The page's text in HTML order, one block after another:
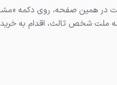
در همین صفحه، روی دکمه
ملت شخص ثالث، اقدام به